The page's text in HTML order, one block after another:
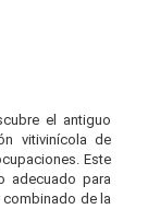
el antiguo
vitivinícola de
Este
adecuado para
de la